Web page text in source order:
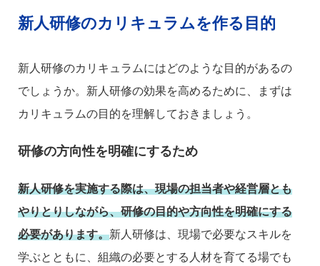
新人研修のカリキュラムを作る目的
新人研修のカリキュラムにはどのような目的があるの
でしょうか。新人研修の効果を高めるために、まずは
カリキュラムの目的を理解しておきましょう。
研修の方向性を明確にするため
新人研修を実施する際は、現場の担当者や経営層とも
やりとりしながら、研修の目的や方向性を明確にする
必要があります。新人研修は、現場で必要なスキルを
学ぶとともに、組織の必要とする人材を育てる場でも